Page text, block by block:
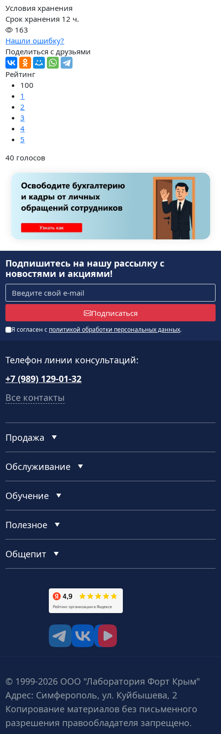
Условия хранения
Срок хранения 12 ч.
163
Нашли ошибку?
Поделиться с друзьями
Рейтинг
100
1
2
3
4
5
40 голосов
Подпишитесь на нашу рассылкус
новостями и акциями!
Подписаться
Я согласен с политикой обработки персональных данных.
Телефон линии консультаций:
+7 (989) 129-01-32
Все контакты
Продажа
Обслуживание
Обучение
Полезное
Общепит
© 1999-2026 ООО "Лаборатория Форт Крым"
Адрес: Симферополь, ул. Куйбышева, 2
Копирование материалов без письменного
разрешения правообладателя запрещено.